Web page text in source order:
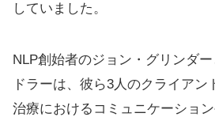
していました。
NLP創始者のジョン・グリンダ
ドラーは、彼ら3人のクライアン
治療におけるコミュニケーショ